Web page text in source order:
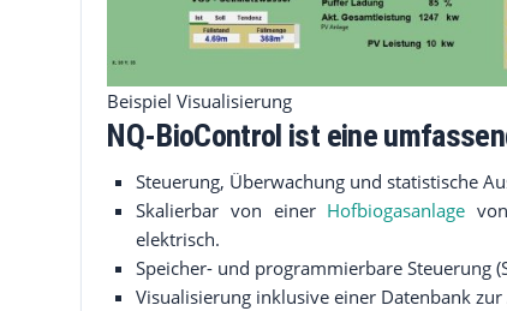
Beispiel Visualisierung
NQ-BioControl ist eine
Steuerung, Überwachung und statistische
Skalierbar von einer Hofbiogasanlage
elektrisch.
Speicher- und programmierbare Steuerung
Visualisierung inklusive einer Datenbank